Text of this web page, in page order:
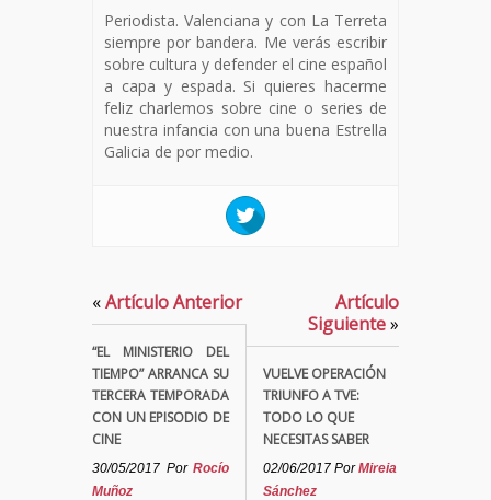
Periodista. Valenciana y con La Terreta
siempre por bandera. Me verás escribir
sobre cultura y defender el cine español
a capa y espada. Si quieres hacerme
feliz charlemos sobre cine o series de
nuestra infancia con una buena Estrella
Galicia de por medio.
«Artículo Anterior
“EL MINISTERIO DEL
TIEMPO” ARRANCA SU
TERCERA TEMPORADA
CON UN EPISODIO DE
CINE
30/05/2017 Por Rocío
Muñoz
Artículo
Siguiente»
VUELVE OPERACIÓN
TRIUNFO A TVE:
TODO LO QUE
NECESITAS SABER
02/06/2017 PorMireia
Sánchez